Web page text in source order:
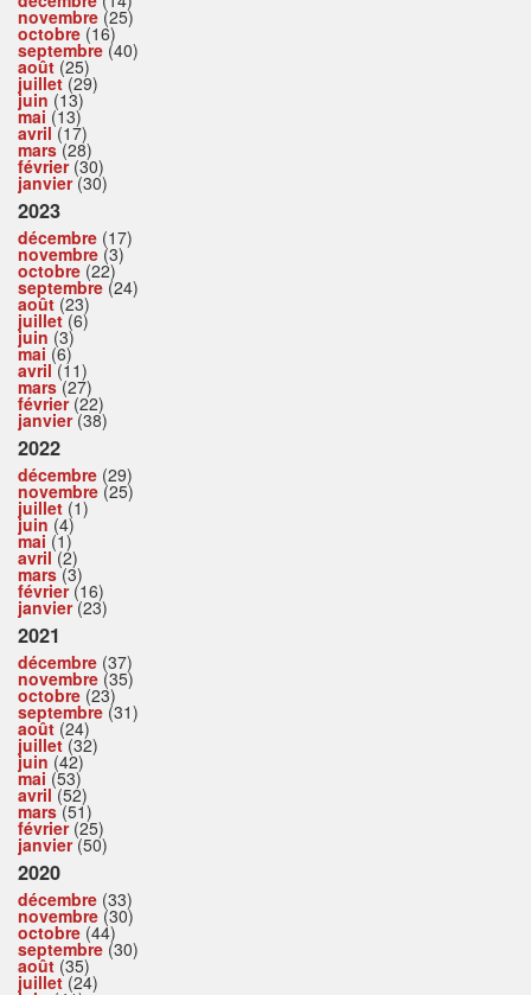
novembre (25)
octobre (16)
septembre (40)
août (25)
juillet(29)
juin (13)
mai (13)
avril(17)
mars(28)
février(30)
janvier(30)
2023
décembre (17)
novembre (3)
octobre (22)
septembre (24)
août (23)
juillet(6)
juin (3)
mai (6)
avril(11)
mars(27)
février(22)
janvier(38)
2022
décembre (29)
novembre (25)
juillet (1)
juin (4)
mai (1)
avril(2)
mars(3)
février(16)
janvier(23)
2021
décembre (37)
novembre (35)
octobre (23)
septembre (31)
août (24)
juillet(32)
juin (42)
mai (53)
avril(52)
mars(51)
février(25)
janvier(50)
2020
décembre (33)
novembre (30)
octobre (44)
septembre (30)
août (35)
juillet(24)